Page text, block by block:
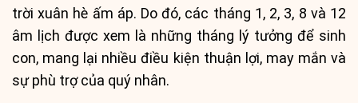
trời xuân hè ấm áp. Do đó, các tháng 1, 2, 3, 8 và 12
âm lịch được xem là những tháng lý tưởng để sinh
con, mang lại nhiều điều kiện thuận lợi, may mắn và
sự phù trợ của quý nhân.